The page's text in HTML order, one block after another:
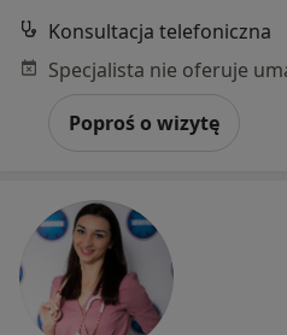
Konsultacja telefoniczna
Poproś o wizytę